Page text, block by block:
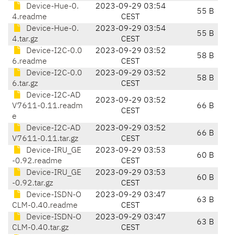
Device-Hue-0.
4.readme
2023-09-29 03:54
CEST
55 B
Device-Hue-0.
4.tar.gz
2023-09-29 03:54
CEST
55 B
Device-I2C-0.0
6.readme
2023-09-29 03:52
CEST
58 B
Device-I2C-0.0
6.tar.gz
2023-09-29 03:52
CEST
58 B
Device-I2C-AD
V7611-0.11.readm
e
2023-09-29 03:52
CEST
66 B
Device-I2C-AD
V7611-0.11.tar.gz
2023-09-29 03:52
CEST
66 B
Device-IRU_GE
-0.92.readme
2023-09-29 03:53
CEST
60 B
Device-IRU_GE
-0.92.tar.gz
2023-09-29 03:53
CEST
60 B
Device-ISDN-O
CLM-0.40.readme
2023-09-29 03:47
CEST
63 B
Device-ISDN-O
CLM-0.40.tar.gz
2023-09-29 03:47
CEST
63 B